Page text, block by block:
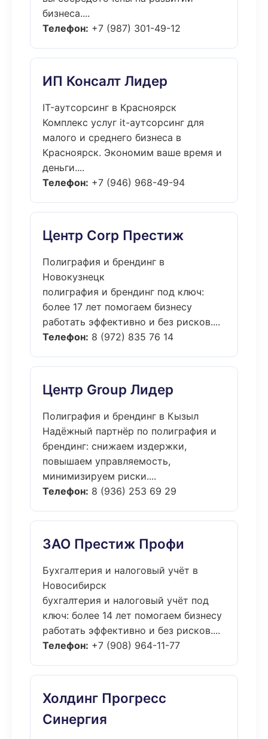
бизнеса....
Телефон: +7 (987) 301-49-12
ИП Консалт Лидер
IT-аутсорсинг в Красноярск
Комплекс услуг it-аутсорсинг для
малого и среднего бизнеса в
Красноярск. Экономим ваше время и
деньги....
Телефон: +7 (946) 968-49-94
Центр Corp Престиж
Полиграфия и брендинг в
Новокузнецк
полиграфия и брендинг под ключ:
более 17 лет помогаем бизнесу
работать эффективно и без рисков....
Телефон: 8 (972) 835 76 14
Центр Group Лидер
Полиграфия и брендинг в Кызыл
Надёжный партнёр по полиграфия и
брендинг: снижаем издержки,
повышаем управляемость,
минимизируем риски....
Телефон: 8 (936) 253 69 29
ЗАО Престиж Профи
Бухгалтерия и налоговый учёт в
Новосибирск
бухгалтерия и налоговый учёт под
ключ: более 14 лет помогаем бизнесу
работать эффективно и без рисков....
Телефон: +7 (908) 964-11-77
Холдинг Прогресс
Синергия